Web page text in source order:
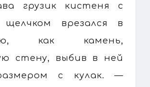
грузик кистеня с
щелчком врезался в
как камень,
стену, выбив в ней
с кулак. —